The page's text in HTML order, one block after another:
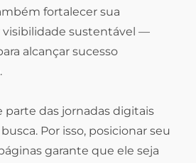
fortalecer sua
visibilidade sustentável —
alcançar sucesso
parte das jornadas digitais
Por isso, posicionar seu
garante que ele seja